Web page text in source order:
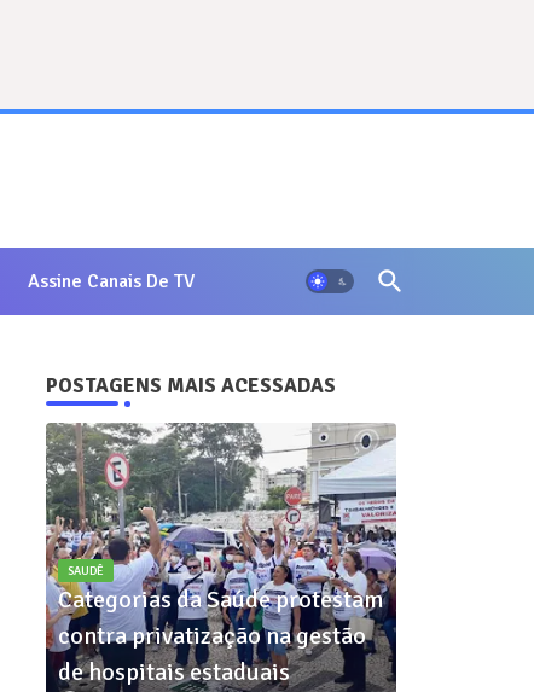
Assine Canais De TV
POSTAGENS MAIS ACESSADAS
SAUDÊ
Categorias da Saúde protestam
contra privatização na gestão
de hospitais estaduais